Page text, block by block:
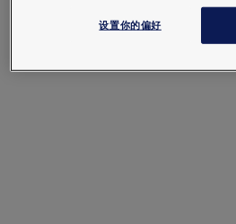
设置你的偏好